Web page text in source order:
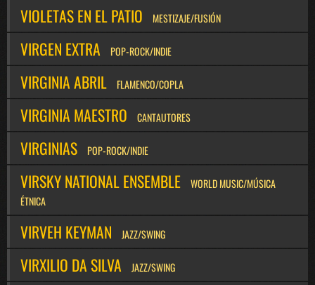
VIOLETAS EN EL PATIO MESTIZAJE/FUSIÓN
VIRGEN EXTRA POP-ROCK/INDIE
VIRGINIA ABRIL FLAMENCO/COPLA
VIRGINIA MAESTRO CANTAUTORES
VIRGINIAS POP-ROCK/INDIE
VIRSKY NATIONAL ENSEMBLE
WORLD MUSIC/MÚSICA
ÉTNICA
VIRVEH KEYMAN JAZZ/SWING
VIRXILIO DA SILVA JAZZ/SWING